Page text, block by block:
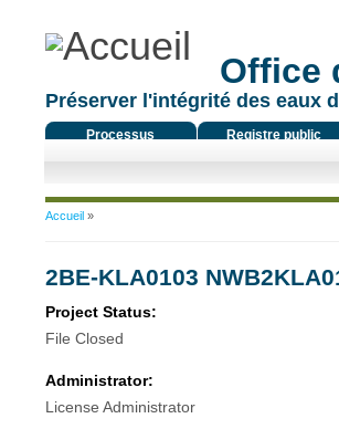
Office
Préserver l'intégrité des eaux
Processus
Registre public
Vous êtes ici
Accueil»
2BE-KLA0103
Project Status:
File Closed
Administrator:
License Administrator